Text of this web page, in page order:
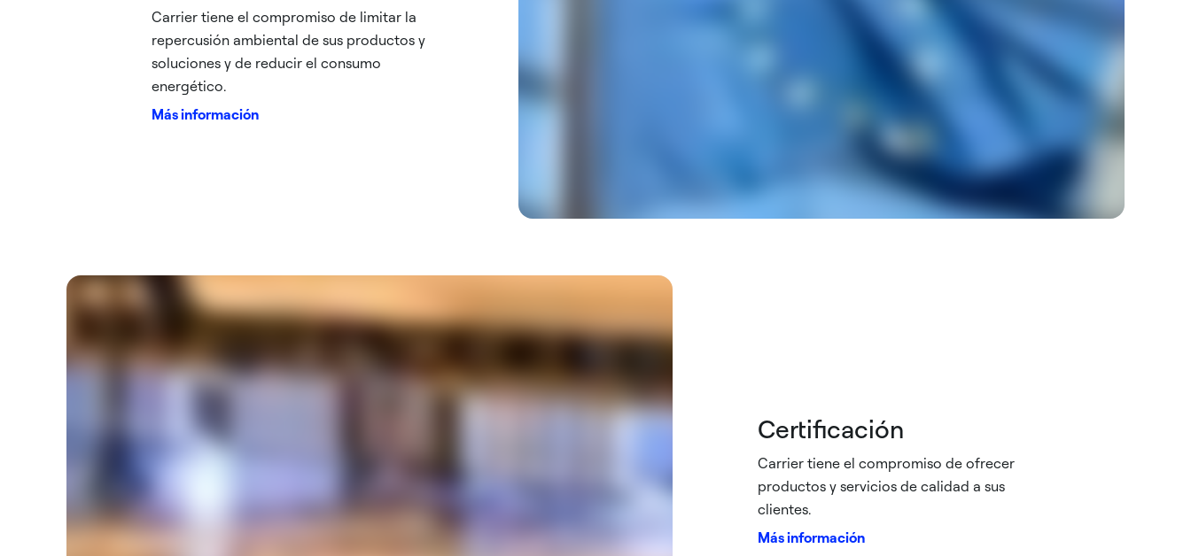
Carrier tiene el compromiso de limitar la
repercusión ambiental de sus productos y
soluciones y de reducir el consumo
energético.
Más información
Certificación
Carrier tiene el compromiso de ofrecer
productos y servicios de calidad a sus
clientes.
Más información